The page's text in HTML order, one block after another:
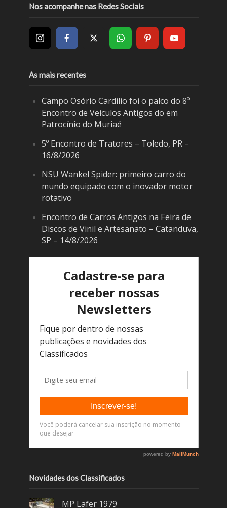
Nos acompanhe nas Redes Sociais
As mais recentes
Campo Osório Cardilio foi o palco do 8º
Encontro de Veículos Antigos do em
Patrocínio do Muriaé
5º Encontro de Tratores – Toledo, PR –
16/8/2026
NSU Wankel Spider: primeiro carro do
mundo equipado com o inovador motor
rotativo
Encontro de Carros Antigos na Feira de
Discos de Vinil e Artesanato – Catanduva,
SP – 14/8/2026
Novidades dos Classificados
MP Lafer 1979